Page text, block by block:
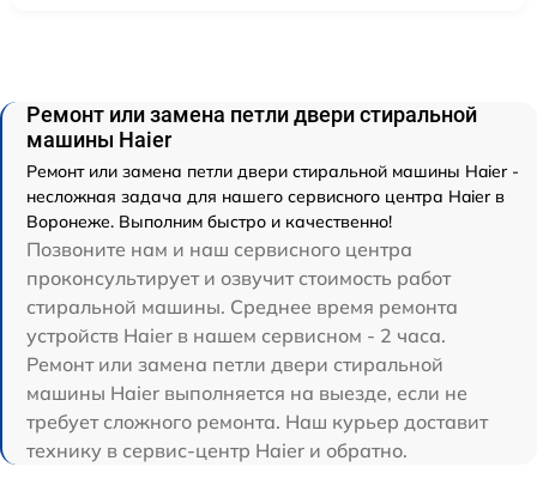
Ремонт или замена петли двери стиральной
машины Haier
Ремонт или замена петли двери стиральной машины Haier -
несложная задача для нашего сервисного центра Haier в
Воронеже. Выполним быстро и качественно!
Позвоните нам и наш сервисного центра
проконсультирует и озвучит стоимость работ
стиральной машины. Среднее время ремонта
устройств Haier в нашем сервисном - 2 часа.
Ремонт или замена петли двери стиральной
машины Haier выполняется на выезде, если не
требует сложного ремонта. Наш курьер доставит
технику в сервис-центр Haier и обратно.